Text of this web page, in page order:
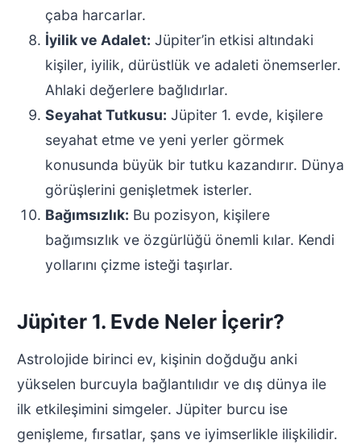
çaba harcarlar.
İyilik ve Adalet: Jüpiter’in etkisi altındaki
kişiler, iyilik, dürüstlük ve adaleti önemserler.
Ahlaki değerlere bağlıdırlar.
Seyahat Tutkusu: Jüpiter 1. evde, kişilere
seyahat etme ve yeni yerler görmek
konusunda büyük bir tutku kazandırır. Dünya
görüşlerini genişletmek isterler.
Bağımsızlık: Bu pozisyon, kişilere
bağımsızlık ve özgürlüğü önemli kılar. Kendi
yollarını çizme isteği taşırlar.
Jüpi̇ter 1. Evde Neler İçerir?
Astrolojide birinci ev, kişinin doğduğu anki
yükselen burcuyla bağlantılıdır ve dış dünya ile
ilk etkileşimini simgeler. Jüpiter burcu ise
genişleme, fırsatlar, şans ve iyimserlikle ilişkilidir.